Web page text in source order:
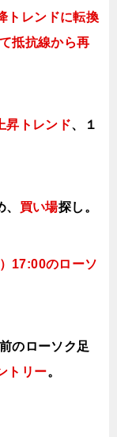
トレンドに転換
抵抗線から再
上昇トレンド、１
買い場探し。
17:00のローソ
のローソク足
トリー。